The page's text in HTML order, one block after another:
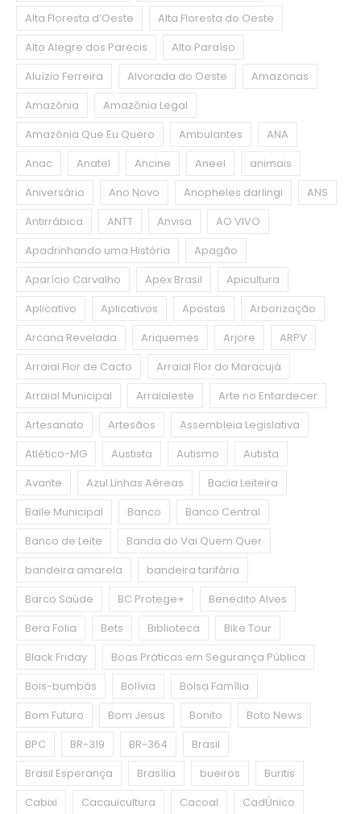
Alta Floresta d’Oeste
Alta Floresta do Oeste
Alto Alegre dos Parecis
Alto Paraíso
Aluízio Ferreira
Alvorada do Oeste
Amazonas
Amazônia
Amazônia Legal
Amazônia Que Eu Quero
Ambulantes
ANA
Anac
Anatel Ancine Aneel
animais
Aniversário
Ano Novo Anopheles darlingi
ANS
Antirrábica
ANTT Anvisa
AO VIVO
Apadrinhando uma História
Apagão
Aparício Carvalho
Apex Brasil
Apicultura
Aplicativo
Aplicativos Apostas
Arborização
Arcana Revelada
Ariquemes Arjore
ARPV
Arraial Flor de Cacto
Arraial Flor do Maracujá
Arraial Municipal
Arraialeste
Arte no Entardecer
Artesanato
Artesãos
Assembleia Legislativa
Atlético-MG
Austista Autismo
Autista
Avante
Azul Linhas Aéreas
Bacia Leiteira
Baile Municipal
Banco
Banco Central
Banco de Leite
Banda do Vai Quem Quer
bandeira amarela
bandeira tarifária
Barco Saúde
BC Protege+
Benedito Alves
Bera Folia
Bets Biblioteca
Bike Tour
Black Friday
Boas Práticas em Segurança Pública
Bois-bumbás
Bolívia
Bolsa Família
Bom Futuro
Bom Jesus Bonito
Boto News
BPC
BR-319 BR-364
Brasil
Brasil Esperança
Brasília bueiros
Buritis
Cabixi
Cacauicultura Cacoal
CadÚnico